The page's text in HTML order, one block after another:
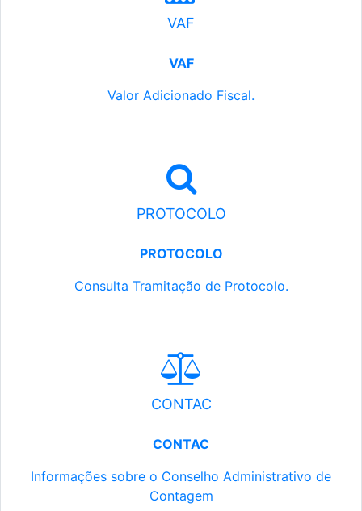
VAF
VAF
Valor Adicionado Fiscal.
PROTOCOLO
PROTOCOLO
Consulta Tramitação de Protocolo.
CONTAC
CONTAC
Informações sobre o Conselho Administrativo de
Contagem